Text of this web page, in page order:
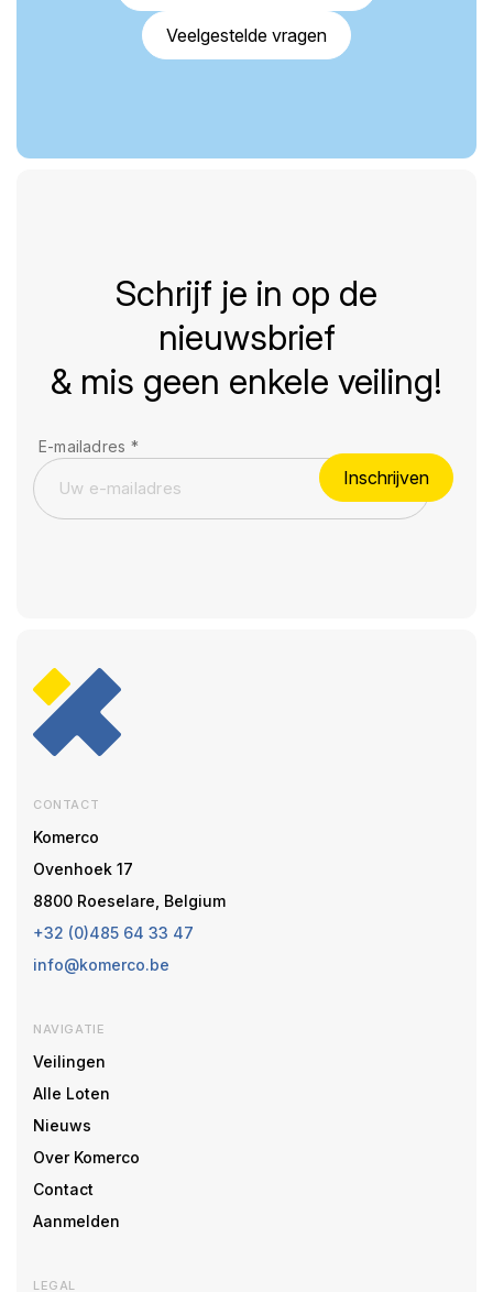
Veelgestelde vragen
Schrijf je in op de
nieuwsbrief
& mis geen enkele veiling!
E-mailadres *
Inschrijven
CONTACT
Komerco
Ovenhoek 17
8800 Roeselare, Belgium
+32 (0)485 64 33 47
info@komerco.be
NAVIGATIE
Veilingen
Alle Loten
Nieuws
Over Komerco
Contact
Aanmelden
LEGAL